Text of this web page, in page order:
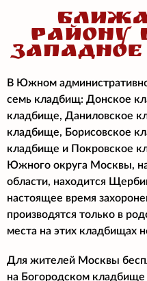
РАЙОНУ
В Южном
семь кладбищ: Донское
кладбище, Даниловское
кладбище, Борисовское
кладбище и Покровское
Южного округа Москвы,
области, находится
настоящее время
производятся только в
места на этих кладбищах
Для жителей Москвы
на Богородском кладбище